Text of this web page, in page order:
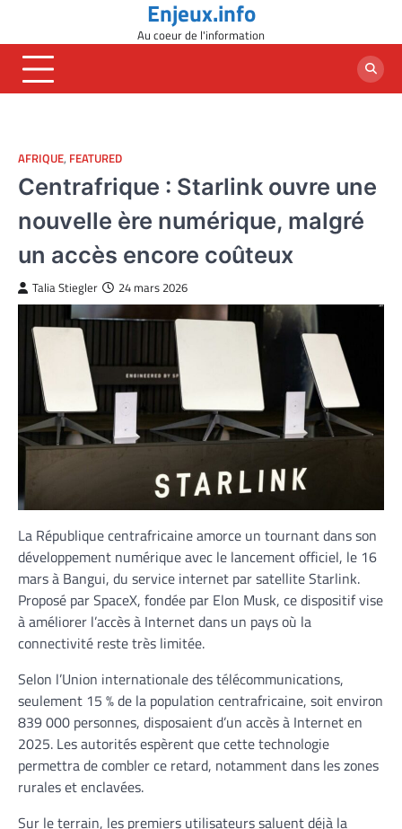
content
Enjeux.info
Au coeur de l'information
AFRIQUE, FEATURED
Centrafrique : Starlink ouvre une
nouvelle ère numérique, malgré
un accès encore coûteux
Talia Stiegler 24 mars 2026
La République centrafricaine amorce un tournant dans son
développement numérique avec le lancement officiel, le 16
mars à Bangui, du service internet par satellite Starlink.
Proposé par SpaceX, fondée par Elon Musk, ce dispositif vise
à améliorer l’accès à Internet dans un pays où la
connectivité reste très limitée.
Selon l’Union internationale des télécommunications,
seulement 15 % de la population centrafricaine, soit environ
839 000 personnes, disposaient d’un accès à Internet en
2025. Les autorités espèrent que cette technologie
permettra de combler ce retard, notamment dans les zones
rurales et enclavées.
Sur le terrain, les premiers utilisateurs saluent déjà la